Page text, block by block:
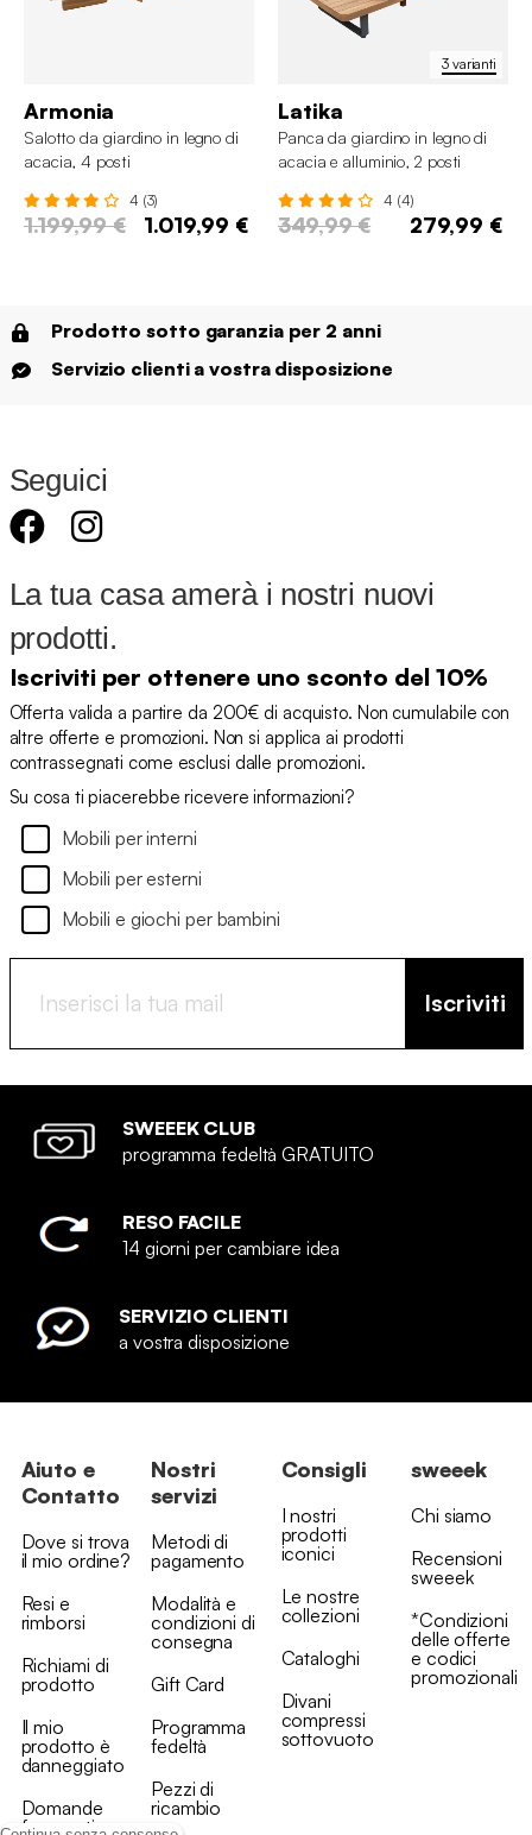
Armonia
Salotto da giardino in legno di
acacia, 4 posti
4 (3)
1.199,99 € 1.019,99 €
3 varianti
Latika
Panca da giardino in legno di
acacia e alluminio, 2 posti
4 (4)
349,99 € 279,99 €
Prodotto sotto garanzia per 2 anni
Servizio clienti a vostra disposizione
Seguici
La tua casa amerà i nostri nuovi
prodotti.
Iscriviti per ottenere uno sconto del 10%
Offerta valida a partire da 200€ di acquisto. Non cumulabile con
altre offerte e promozioni. Non si applica ai prodotti
contrassegnati come esclusi dalle promozioni.
Su cosa ti piacerebbe ricevere informazioni?
Mobili per interni
Mobili per esterni
Mobili e giochi per bambini
Iscriviti
SWEEEK CLUB
programma fedeltà GRATUITO
RESO FACILE
14 giorni per cambiare idea
SERVIZIO CLIENTI
a vostra disposizione
Aiuto e
Contatto
Dove si trova
il mio ordine?
Resi e
rimborsi
Richiami di
prodotto
Il mio
prodotto è
danneggiato
Domande
frequenti
Nostri
servizi
Metodi di
pagamento
Modalità e
condizioni di
consegna
Gift Card
Programma
fedeltà
Pezzi di
ricambio
Consigli
I nostri
prodotti
iconici
Le nostre
collezioni
Cataloghi
Divani
compressi
sottovuoto
sweeek
Chi siamo
Recensioni
sweeek
*Condizioni
delle offerte
e codici
promozionali